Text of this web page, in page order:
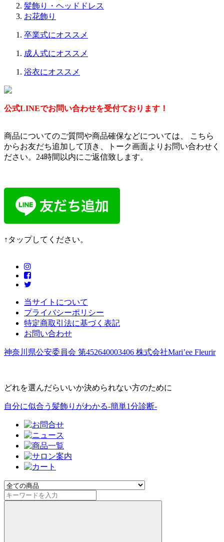
髪飾り・ヘッドドレス
お花飾り
卒業式にオススメ
成人式にオススメ
浴衣にオススメ
公式LINEでお問い合わせを受付ております！
商品についてのご質問や商品確保などについては、 こちら
からお友だち追加して頂き、トーク画面よりお問い合わせく
ださい。24時間以内にご返信致します。
↑タップしてください。
当サイトについて
プライバシーポリシー
特定商取引法に基づく表記
お問い合わせ
神奈川県公安委員会 第452640003406 株式会社Mari’ee Fleurir
どれを選んだらいいか決められない方のために
自分に似合う髪飾りがわかる-簡単1分診断-